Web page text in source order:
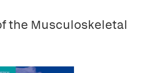
the Musculoskeletal